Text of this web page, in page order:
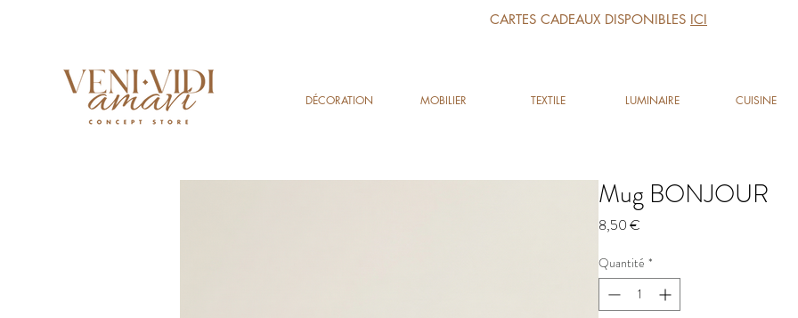
CARTES CADEAUX DISPONIBLES ICI
DÉCORATION MOBILIER TEXTILE LUMINAIRE CUISINE
Mug BONJOUR
8,50 €
Quantité *